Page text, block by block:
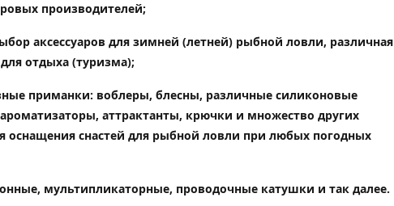
производителей;
аксессуаров для зимней (летней) рыбной ловли, различная
отдыха (туризма);
приманки: воблеры, блесны, различные силиконовые
аттрактанты, крючки и множество других
оснащения снастей для рыбной ловли при любых погодных
мультипликаторные, проводочные катушки и так далее.